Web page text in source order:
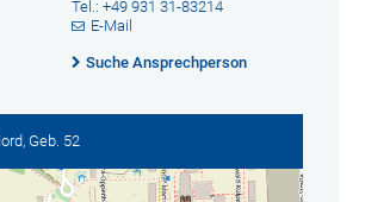
Tel.: +49 931 31-83214
E-Mail
Suche Ansprechperson
Geb. 52